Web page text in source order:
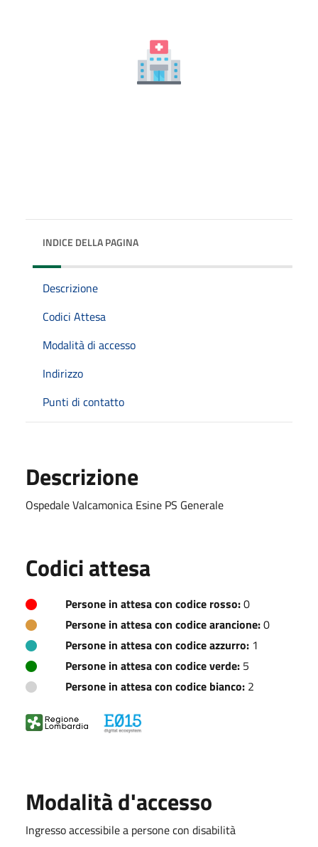
INDICE DELLA PAGINA
Descrizione
Codici Attesa
Modalità di accesso
Indirizzo
Punti di contatto
Descrizione
Ospedale Valcamonica Esine PS Generale
Codici attesa
Persone in attesa con codice rosso:0
Persone in attesa con codice arancione:0
Persone in attesa con codice azzurro: 1
Persone in attesa con codice verde: 5
Persone in attesa con codice bianco: 2
Modalità d'accesso
Ingresso accessibile a persone con disabilità